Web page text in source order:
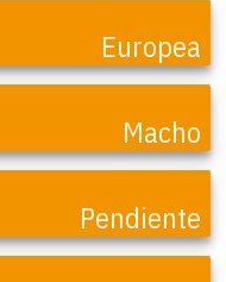
Europea
Macho
Pendiente